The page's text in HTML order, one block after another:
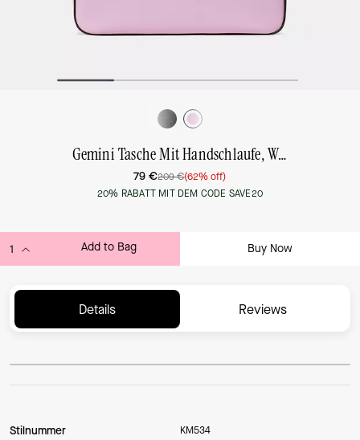
Gemini Tasche Mit Handschlaufe, Wandelbar
79 €209 €(62% off)
20% RABATT MIT DEM CODE SAVE20
Add to Bag Buy Now
Details Reviews
Stilnummer KM534